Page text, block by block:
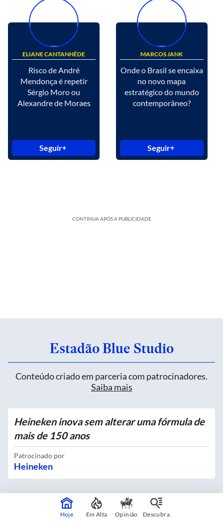
ELIANE CANTANHÊDE
Risco de André
Mendonça é repetir
Sérgio Moro ou
Alexandre de Moraes
Seguir
MARCOS JANK
Onde o Brasil se encaixa
no novo mapa
estratégico do mundo
contemporâneo?
Seguir
CONTINUA APÓS A PUBLICIDADE
Estadão Blue Studio
Conteúdo criado em parceria com patrocinadores.
Saiba mais
Heineken inova sem alterar uma fórmula de
mais de 150 anos
Patrocinado por
Heineken
Quatro novos Bosques Urbanos recebem
Hoje Em Alta Opinião Descubra